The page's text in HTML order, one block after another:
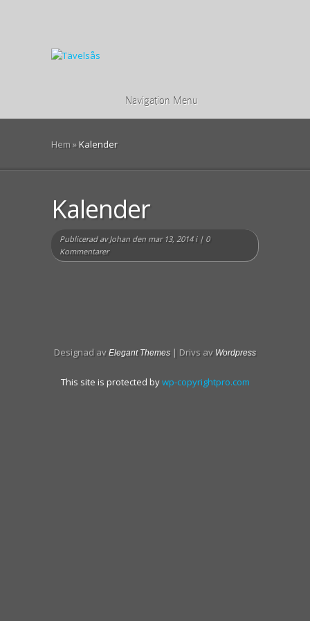
Navigation Menu
Hem » Kalender
Kalender
Publicerad avJohan den mar 13, 2014 i | 0
Kommentarer
Designad av Elegant Themes | Drivs av Wordpress
This site is protected bywp-copyrightpro.com